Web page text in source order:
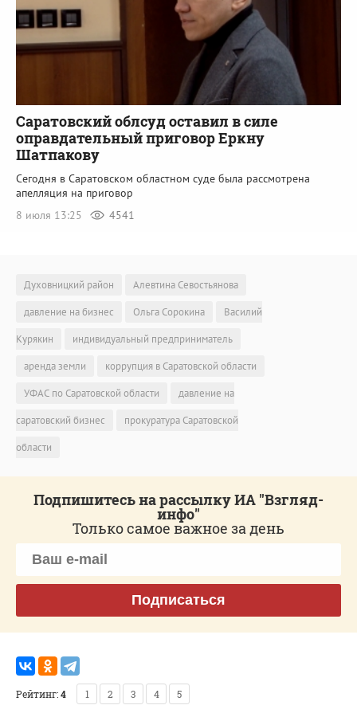
Саратовский облсуд оставил в силе
оправдательный приговор Еркну
Шатпакову
Сегодня в Саратовском областном суде была рассмотрена
апелляция на приговор
8 июля 13:25
4541
Духовницкий район
Алевтина Севостьянова
давление на бизнес
Ольга Сорокина
Василий
Курякин
индивидуальный предприниматель
аренда земли
коррупция в Саратовской области
УФАС по Саратовской области
давление на
саратовский бизнес
прокуратура Саратовской
области
Подпишитесь на рассылку ИА "Взгляд-
инфо"
Только самое важное за день
Подписаться
Рейтинг:4 1 2 3 4 5